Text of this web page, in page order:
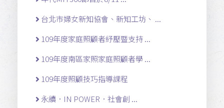
台北市婦女新知協會、新知工坊、 ...
109年度家庭照顧者紓壓暨支持 ...
109年度南區家照家庭照顧者學 ...
109年度照顧技巧指導課程
永續．IN POWER．社會創 ...